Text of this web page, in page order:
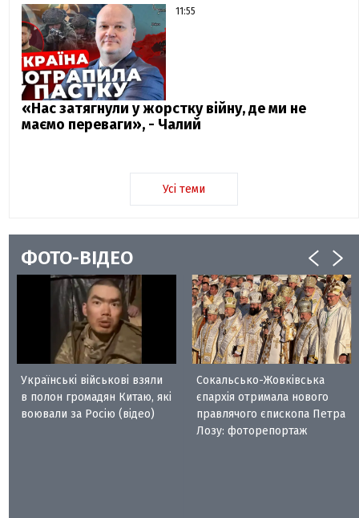
11:55
«Нас затягнули у жорстку війну, де ми не
маємо переваги», - Чалий
Усі теми
ФОТО-ВІДЕО
Українські військові взяли
в полон громадян Китаю, які
воювали за Росію (відео)
Сокальсько-Жовківська
єпархія отримала нового
правлячого єпископа Петра
Лозу: фоторепортаж